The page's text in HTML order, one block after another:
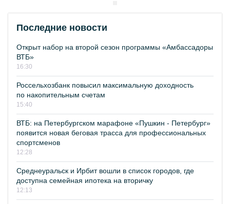
Последние новости
Открыт набор на второй сезон программы «Амбассадоры
ВТБ»
16:30
Россельхозбанк повысил максимальную доходность
по накопительным счетам
15:40
ВТБ: на Петербургском марафоне «Пушкин - Петербург»
появится новая беговая трасса для профессиональных
спортсменов
12:28
Среднеуральск и Ирбит вошли в список городов, где
доступна семейная ипотека на вторичку
12:13